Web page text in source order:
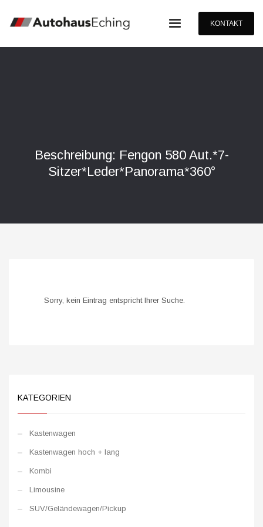
KONTAKT
Beschreibung: Fengon 580 Aut.*7-
Sitzer*Leder*Panorama*360°
Sorry, kein Eintrag entspricht Ihrer Suche.
KATEGORIEN
Kastenwagen
Kastenwagen hoch + lang
Kombi
Limousine
SUV/Geländewagen/Pickup